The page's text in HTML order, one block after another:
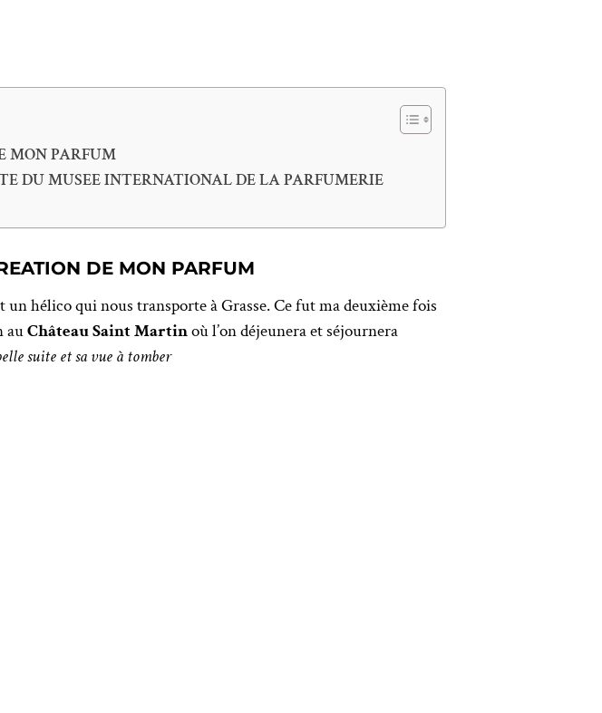
MON PARFUM
DU MUSEE INTERNATIONAL DE LA PARFUMERIE
DE MON PARFUM
un hélico qui nous transporte à Grasse. Ce fut ma deuxième fois
auChâteau Saint Martinoù l’on déjeunera et séjournera
suite et sa vue à tomber